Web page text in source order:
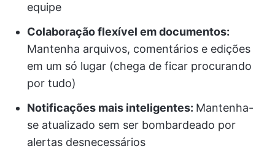
equipe
Colaboração flexível em documentos:
Mantenha arquivos, comentários e edições
em um só lugar (chega de ficar procurando
por tudo)
Notificações mais inteligentes: Mantenha-
se atualizado sem ser bombardeado por
alertas desnecessários